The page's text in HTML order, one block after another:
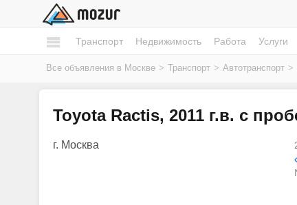
Транспорт Недвижимость Работа Услуги
Все объявления в Москве > Транспорт > Автотранспорт >
Toyota Ractis, 2011 г.в. с
г. Москва